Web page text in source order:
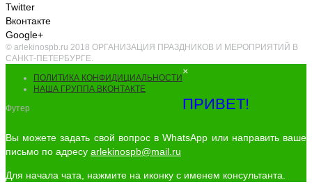
Twitter
Вконтакте
Google+
© arlekinospb.ru 2018 ОРГАНИЗАЦИЯ ПРАЗДНИКОВ И МЕРОПРИЯТИЙ В
САНКТ-ПЕТЕРБУРГЕ.
ПОЛИТИКА КОНФИДИЦИАЛЬНОСТИ
НАША ГРУППА ВКОНТАКТЕ
Футер
×
ПРИВЕТ!
Вы можете задать свой вопрос в WhatsApp или направить ваше
письмо по адресу arlekinospb@mail.ru
Для начала чата, нажмите на иконку с именем консультанта.